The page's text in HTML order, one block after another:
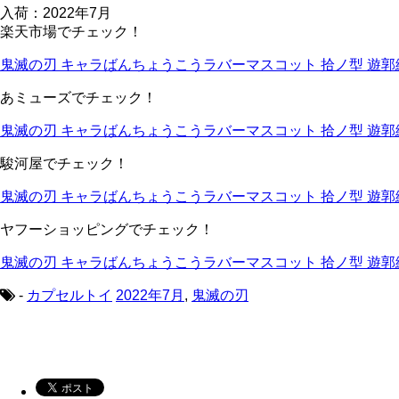
入荷：2022年7月
楽天市場でチェック！
鬼滅の刃 キャラばんちょうこうラバーマスコット 拾ノ型 遊郭
あミューズでチェック！
鬼滅の刃 キャラばんちょうこうラバーマスコット 拾ノ型 遊郭
駿河屋でチェック！
鬼滅の刃 キャラばんちょうこうラバーマスコット 拾ノ型 遊郭
ヤフーショッピングでチェック！
鬼滅の刃 キャラばんちょうこうラバーマスコット 拾ノ型 遊郭
- カプセルトイ 2022年7月 , 鬼滅の刃